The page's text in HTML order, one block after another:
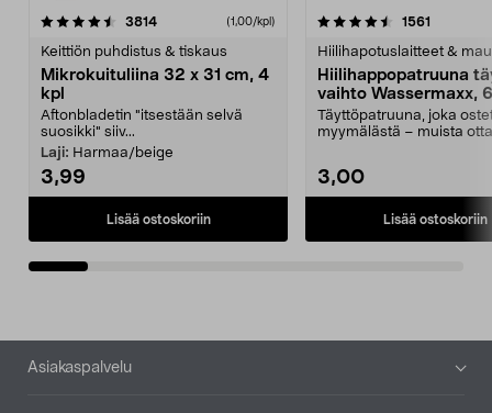
3814arvostelut (1,00/kpl)
Keittiön puhdistus & tiskaus
Mikrokuituliina 32 x 31 cm, 4
kpl
Aftonbladetin "itsestään selvä
suosikki" siiv...
Laji: Harmaa/beige
3,99
Lisää ostoskoriin
4.5viidestä
1561
Hiilihapotuslaitteet &
Hiilihappopatruuna
vaihto Wassermaxx,
Täyttöpatruuna, joka
myymälästä – muista
3,00
Lisää ostoskoriin
4.5viidestä
Alatunniste
Asiakaspalvelu